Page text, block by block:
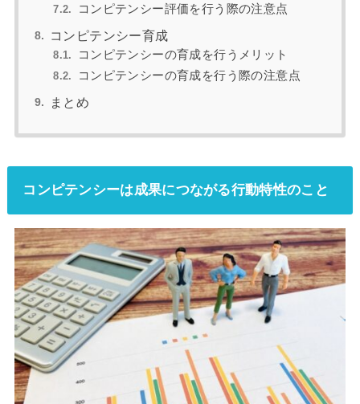
コンピテンシー評価を行う際の注意点
コンピテンシー育成
コンピテンシーの育成を行うメリット
コンピテンシーの育成を行う際の注意点
まとめ
コンピテンシーは成果につながる行動特性のこと